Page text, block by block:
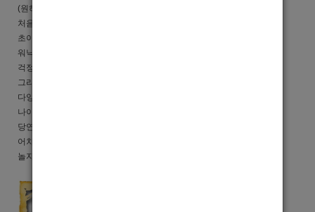
(원하시면 나이대로 맨투맨 붙여드려요)
처음 접하시는 초보자 분들 주저마시고 연락주세요.
초이스가 안되면 강제로라도 넣어드립니다.ㅋㅋ
워낙 손님이 다양하게 많아서 돈 못버시는 경우는 없으니
걱정마시고 전화주세요.
그리고 저희가게는 텃세가 전혀 없습니다.
다양한 나이들이 있기에 선수들이 나이가 어려도 걱정없고,
나이가 있어도 걱정할 필요가 없습니다.
당연히 장사가 잘되니까 돈걱정은 안하셔도 될겁니다.
어차피 돈벌거라면 텃세없는 가족같은 분위기 1등박스
놀자에서 함께 하시는건 어떤지요?